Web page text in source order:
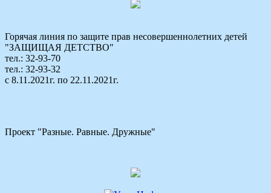
Горячая линия по защите прав несовершеннолетних детей
"ЗАЩИЩАЯ ДЕТСТВО"
тел.: 32-93-70
тел.: 32-93-32
с 8.11.2021г. по 22.11.2021г.
Проект "Разные. Равные. Дружные"